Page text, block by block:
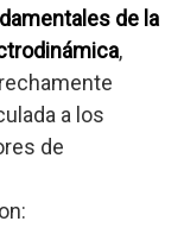
de la
,
a los
de